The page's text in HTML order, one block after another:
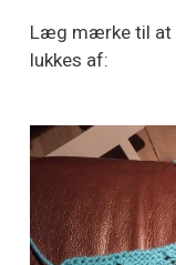
Læg mærke til at
lukkes af: